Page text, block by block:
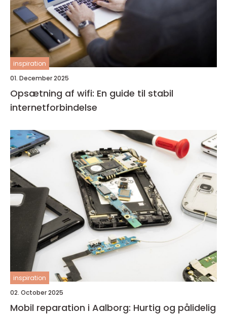
inspiration
01. December 2025
Opsætning af wifi: En guide til stabil
internetforbindelse
inspiration
02. October 2025
Mobil reparation i Aalborg: Hurtig og pålidelig